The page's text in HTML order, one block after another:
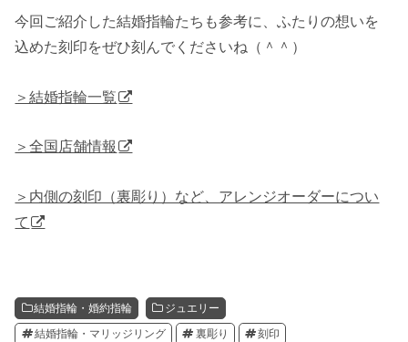
今回ご紹介した結婚指輪たちも参考に、ふたりの想いを
込めた刻印をぜひ刻んでくださいね（＾＾）
＞結婚指輪一覧
＞全国店舗情報
＞内側の刻印（裏彫り）など、アレンジオーダーについ
て
結婚指輪・婚約指輪 ジュエリー
結婚指輪・マリッジリング 裏彫り 刻印